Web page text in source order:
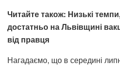
Читайте також: Низькі
достатньо на Львівщині
від правця
Нагадаємо, що в середині